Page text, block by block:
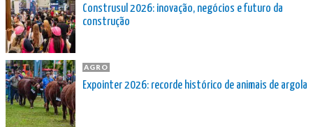
Construsul 2026: inovação, negócios e futuro da
construção
AGRO
Expointer 2026: recorde histórico de animais de argola